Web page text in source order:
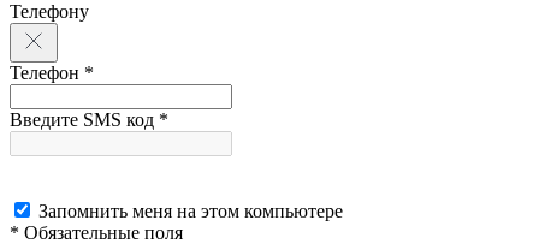
Телефону
Телефон *
Введите SMS код *
Запомнить меня на этом компьютере
* Обязательные поля